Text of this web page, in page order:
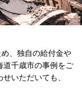
、独自の給付金や
道千歳市の事例をご
いただいても、